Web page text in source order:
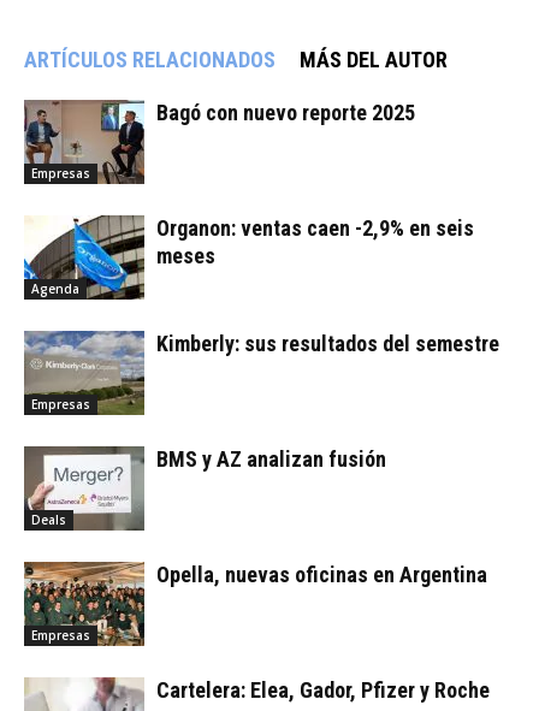
ARTÍCULOS RELACIONADOS MÁS DEL AUTOR
Empresas
Bagó con nuevo reporte 2025
Agenda
Organon: ventas caen -2,9% en seis
meses
Empresas
Kimberly: sus resultados del semestre
Deals
BMS y AZ analizan fusión
Empresas
Opella, nuevas oficinas en Argentina
Cartelera: Elea, Gador, Pfizer y Roche